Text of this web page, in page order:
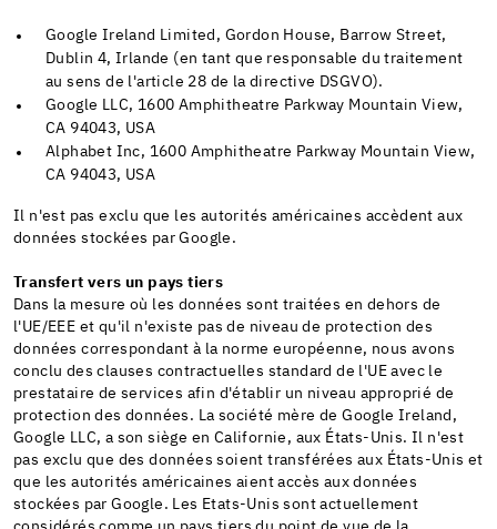
Google Ireland Limited, Gordon House, Barrow Street,
Dublin 4, Irlande (en tant que responsable du traitement
au sens de l'article 28 de la directive DSGVO).
Google LLC, 1600 Amphitheatre Parkway Mountain View,
CA 94043, USA
Alphabet Inc, 1600 Amphitheatre Parkway Mountain View,
CA 94043, USA
Il n'est pas exclu que les autorités américaines accèdent aux
données stockées par Google.
Transfert vers un pays tiers
Dans la mesure où les données sont traitées en dehors de
l'UE/EEE et qu'il n'existe pas de niveau de protection des
données correspondant à la norme européenne, nous avons
conclu des clauses contractuelles standard de l'UE avec le
prestataire de services afin d'établir un niveau approprié de
protection des données. La société mère de Google Ireland,
Google LLC, a son siège en Californie, aux États-Unis. Il n'est
pas exclu que des données soient transférées aux États-Unis et
que les autorités américaines aient accès aux données
stockées par Google. Les Etats-Unis sont actuellement